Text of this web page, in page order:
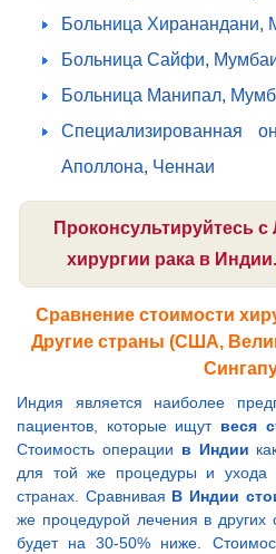
Больница Хиранандани,
Больница Сайфи,
Больница Манипал,
Специализированная
Аполлона, Ченнаи
Проконсультируйтесь
хирургии рака в Индии.
Сравнение стоимости
Другие страны (США,
Индия является наиболее
пациентов, которые ищут веся
Стоимость операции в Индии
для той же процедуры и
странах. Сравнивая В Индии
же процедурой лечения в
будет на 30-50% ниже.